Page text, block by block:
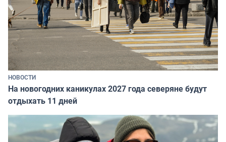
НОВОСТИ
На новогодних каникулах 2027 года северяне будут
отдыхать 11 дней